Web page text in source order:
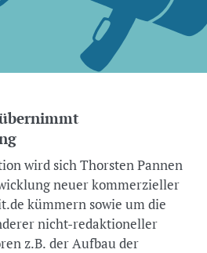
wird sich Thorsten Pannen
neuer kommerzieller
kümmern sowie um die
nicht-redaktioneller
z.B. der Aufbau der